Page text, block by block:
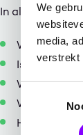
We
media,
verstrekt
In al die
Welke data
Is die data
Wie is
Welke
Hoe